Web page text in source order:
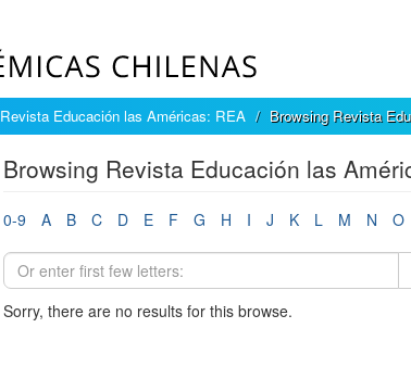
Revista Educación las Américas: REA Browsing Revista
Browsing Revista Educación las
0-9 A B C D E F G H I J K L M N O
Sorry, there are no results for this browse.